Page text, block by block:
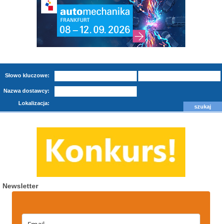
Słowo kluczowe:
Nazwa dostawcy:
Lokalizacja:
Newsletter